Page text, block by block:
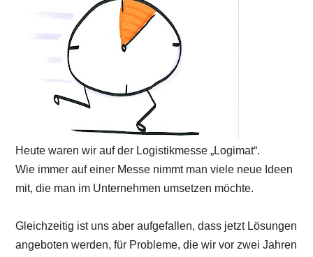
Heute waren wir auf der Logistikmesse „Logimat“.
Wie immer auf einer Messe nimmt man viele neue Ideen
mit, die man im Unternehmen umsetzen möchte.
Gleichzeitig ist uns aber aufgefallen, dass jetzt Lösungen
angeboten werden, für Probleme, die wir vor zwei Jahren